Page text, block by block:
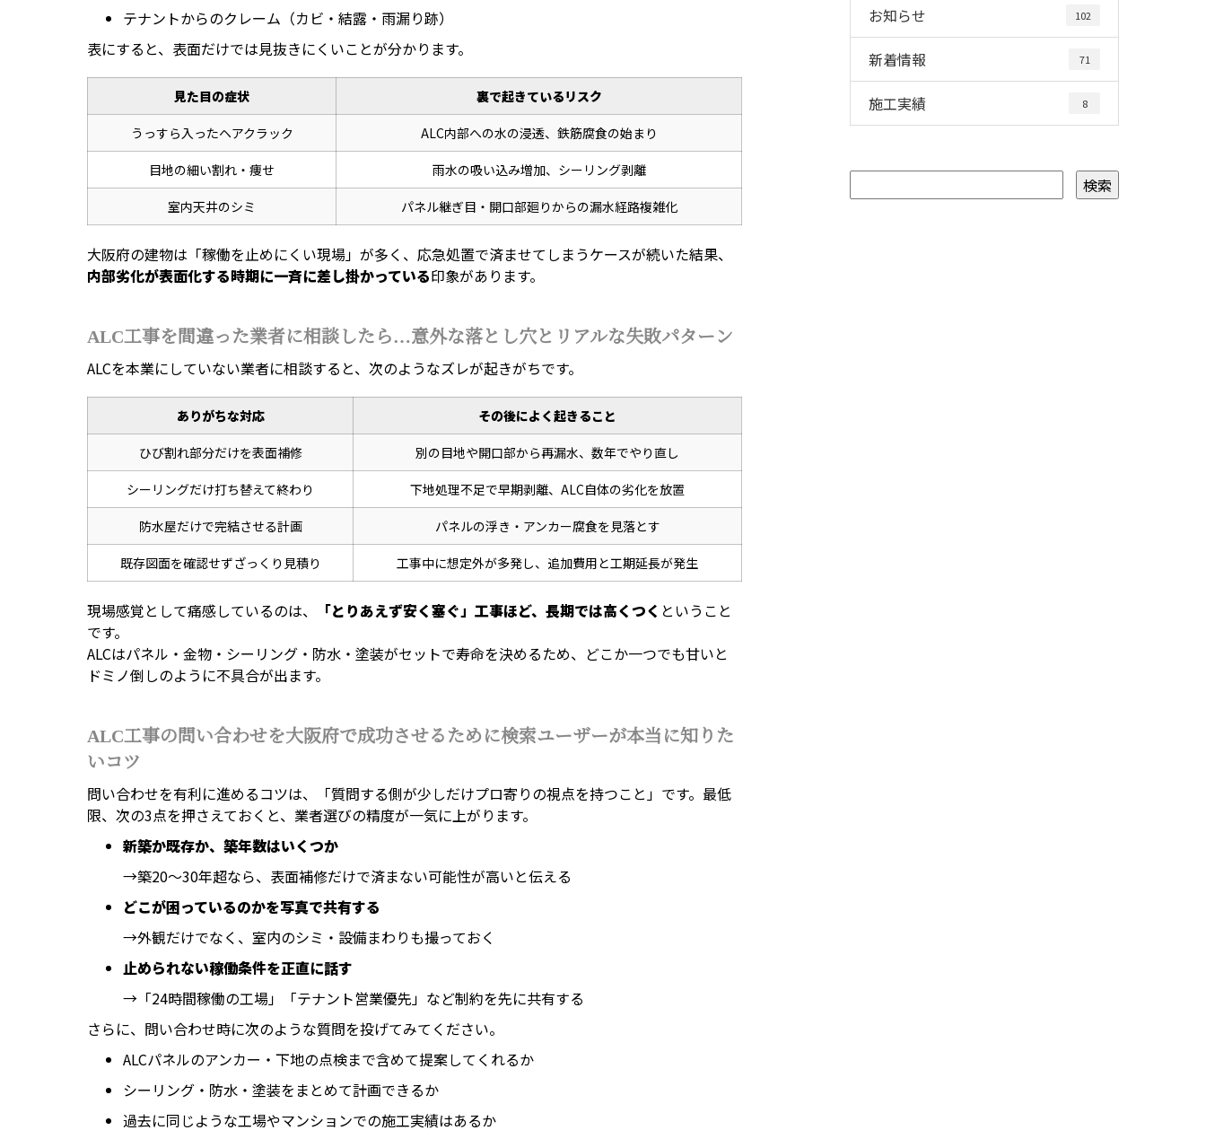
テナントからのクレーム（カビ・結露・雨漏り跡）
表にすると、表面だけでは見抜きにくいことが分かります。
見た目の症状 裏で起きているリスク
うっすら入ったヘアクラック ALC内部への水の浸透、鉄筋腐食の始まり
目地の細い割れ・痩せ 雨水の吸い込み増加、シーリング剥離
室内天井のシミ パネル継ぎ目・開口部廻りからの漏水経路複雑化
大阪府の建物は「稼働を止めにくい現場」が多く、応急処置で済ませてしまうケースが続いた結果、
内部劣化が表面化する時期に一斉に差し掛かっている印象があります。
ALC工事を間違った業者に相談したら…意外な落とし穴とリアルな失敗パターン
ALCを本業にしていない業者に相談すると、次のようなズレが起きがちです。
ありがちな対応 その後によく起きること
ひび割れ部分だけを表面補修 別の目地や開口部から再漏水、数年でやり直し
シーリングだけ打ち替えて終わり 下地処理不足で早期剥離、ALC自体の劣化を放置
防水屋だけで完結させる計画 パネルの浮き・アンカー腐食を見落とす
既存図面を確認せずざっくり見積り 工事中に想定外が多発し、追加費用と工期延長が発生
現場感覚として痛感しているのは、 「とりあえず安く塞ぐ」工事ほど、長期では高くつく ということ
です。
ALCはパネル・金物・シーリング・防水・塗装がセットで寿命を決めるため、どこか一つでも甘いと
ドミノ倒しのように不具合が出ます。
ALC工事の問い合わせを大阪府で成功させるために検索ユーザーが本当に知りた
いコツ
問い合わせを有利に進めるコツは、「質問する側が少しだけプロ寄りの視点を持つこと」です。最低
限、次の3点を押さえておくと、業者選びの精度が一気に上がります。
新築か既存か、築年数はいくつか
→築20～30年超なら、表面補修だけで済まない可能性が高いと伝える
どこが困っているのかを写真で共有する
→外観だけでなく、室内のシミ・設備まわりも撮っておく
止められない稼働条件を正直に話す
→「24時間稼働の工場」「テナント営業優先」など制約を先に共有する
さらに、問い合わせ時に次のような質問を投げてみてください。
ALCパネルのアンカー・下地の点検まで含めて提案してくれるか
シーリング・防水・塗装をまとめて計画できるか
過去に同じような工場やマンションでの施工実績はあるか
お知らせ 102
新着情報 71
施工実績 8